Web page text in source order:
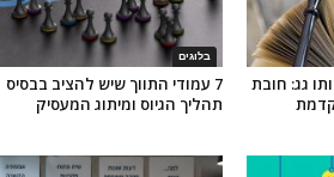
בלוגים
7 עמודי התווך שיש להציב בבסיס
תהליך הגיוס ומיתוג המעסיק
גג: חובת